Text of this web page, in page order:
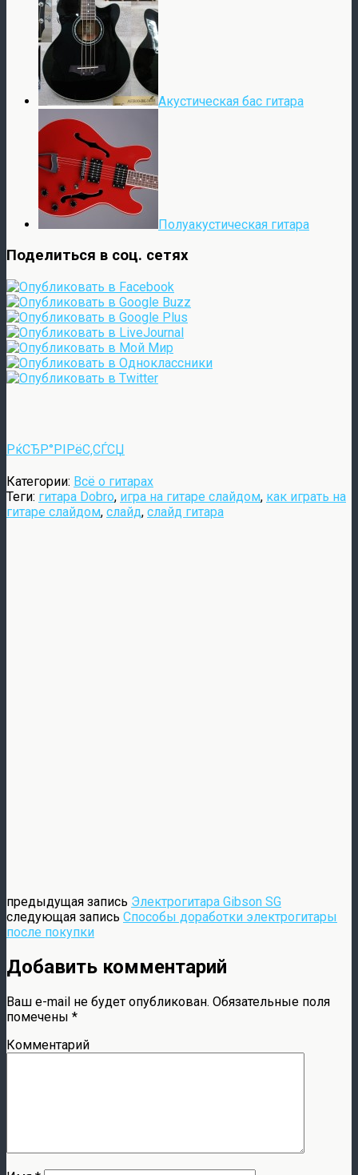
Акустическая бас гитара
Полуакустическая гитара
Поделиться в соц. сетях
РќСЂР°РІРёС‚СЃСЏ
Категории: Всё о гитарах
Теги: гитара Dobro, игра на гитаре слайдом, как играть на
гитаре слайдом, слайд, слайд гитара
предыдущая запись Электрогитара Gibson SG
следующая запись Способы доработки электрогитары
после покупки
Добавить комментарий
Ваш e-mail не будет опубликован. Обязательные поля
помечены *
Комментарий